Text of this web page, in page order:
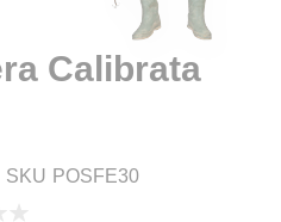
Calibrata
SKU POSFE30